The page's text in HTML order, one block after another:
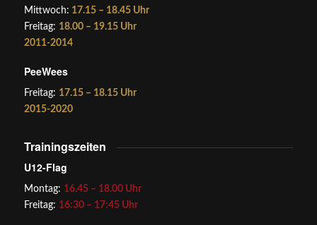
Mittwoch: 17.15 – 18.45 Uhr
Freitag: 18.00 – 19.15 Uhr
2011-2014
PeeWees
Freitag: 17.15 – 18.15 Uhr
2015-2020
Trainingszeiten
U12-Flag
Montag: 16.45 – 18.00 Uhr
Freitag: 16:30 – 17:45 Uhr